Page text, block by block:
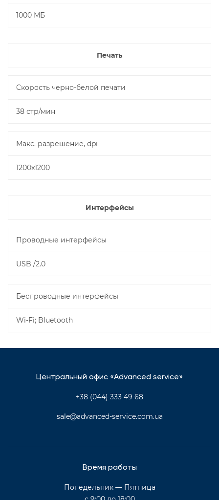
1000 МБ
Печать
Cкорость черно-белой печати
38 стр/мин
Макс. разрешение, dpi
1200x1200
Интерфейсы
Проводные интерфейсы
USB /2.0
Беспроводные интерфейсы
Wi-Fi; Bluetooth
Центральный офис «Advanced service»
+38 (044) 333 49 68
sale@advanced-service.com.ua
Время работы
Понедельник — Пятница